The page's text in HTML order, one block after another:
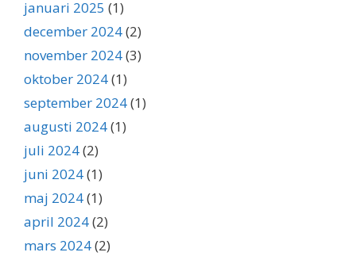
januari 2025 (1)
december 2024(2)
november 2024(3)
oktober 2024(1)
september 2024(1)
augusti 2024(1)
juli 2024(2)
juni 2024(1)
maj 2024(1)
april 2024(2)
mars 2024(2)